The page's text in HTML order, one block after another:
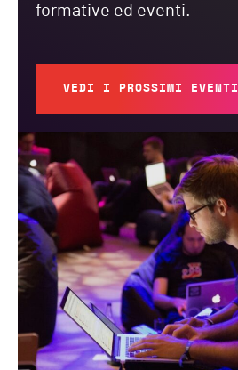
formative ed eventi.
VEDI I PROSSIMI EVENTI